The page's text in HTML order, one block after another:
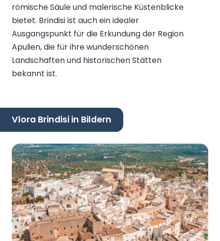
römische Säule und malerische Küstenblicke
bietet. Brindisi ist auch ein idealer
Ausgangspunkt für die Erkundung der Region
Apulien, die für ihre wunderschönen
Landschaften und historischen Stätten
bekannt ist.
Vlora Brindisi in Bildern